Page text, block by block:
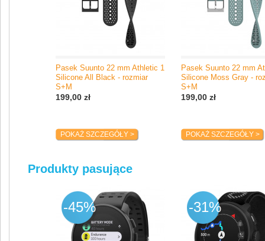
Pasek Suunto 22 mm Athletic 1
Silicone All Black - rozmiar
S+M
199,00 zł
POKAŻ SZCZEGÓŁY >
Pasek Suunto 22 mm
Silicone Moss Gray -
S+M
199,00 zł
POKAŻ SZCZEGÓŁY >
Produkty pasujące
-45% -31%